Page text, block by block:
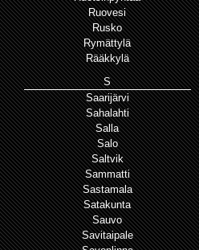
Ruovesi
Rusko
Rymättylä
Rääkkylä
S
Saarijärvi
Sahalahti
Salla
Salo
Saltvik
Sammatti
Sastamala
Satakunta
Sauvo
Savitaipale